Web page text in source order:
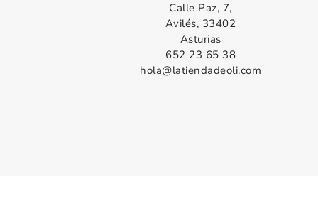
Calle Paz, 7,
Avilés, 33402
Asturias
652 23 65 38
hola@latiendadeoli.com